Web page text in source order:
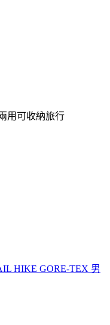
用可收納旅行
HIKE GORE-TEX 男